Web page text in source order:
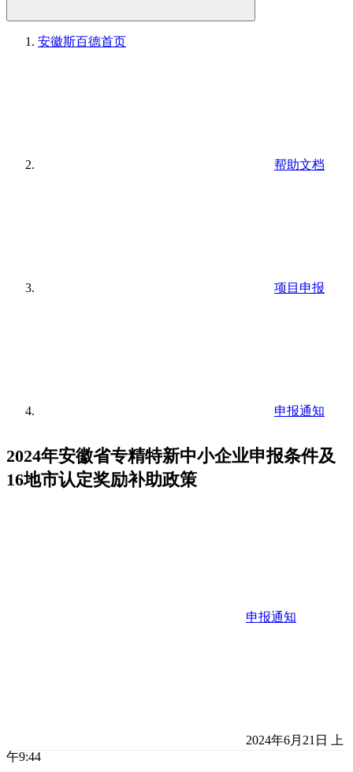
安徽斯百德首页
帮助文档
项目申报
申报通知
2024年安徽省专精特新中小企业申报条件及
16地市认定奖励补助政策
申报通知
2024年6月21日 上
午9:44